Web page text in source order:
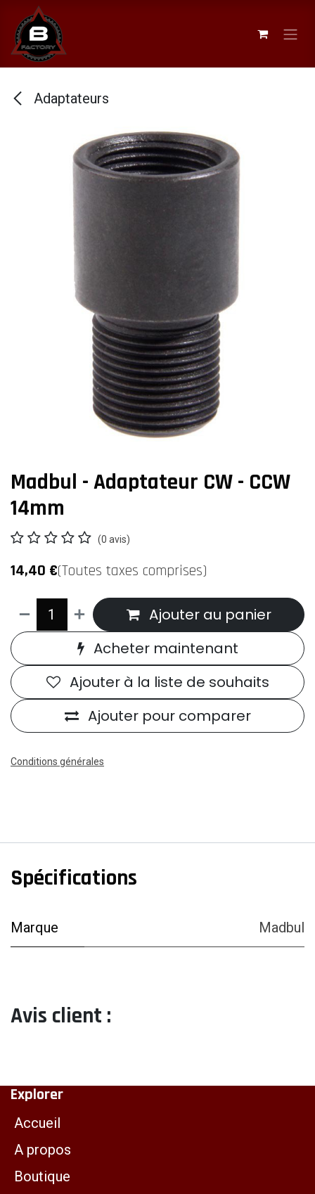
Se rendre au contenu
Adaptateurs
Madbul - Adaptateur CW - CCW
14mm
(0 avis)
14,40 €(Toutes taxes comprises)
Ajouter au panier
Acheter maintenant
Ajouter pour comparer
Ajouter à la liste de souhaits
Conditions générales
Spécifications
Marque Madbul
Avis client :
Explorer
Accueil
A propos
Boutique